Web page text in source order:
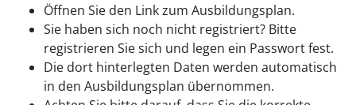
Öffnen Sie den Link zum Ausbildungsplan.
Sie haben sich noch nicht registriert? Bitte
registrieren Sie sich und legen ein Passwort fest.
Die dort hinterlegten Daten werden automatisch
in den Ausbildungsplan übernommen.